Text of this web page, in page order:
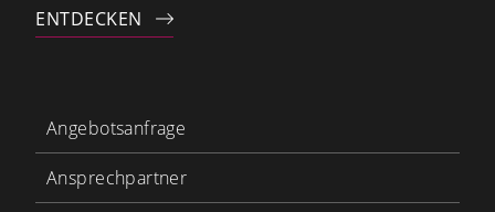
ENTDECKEN
Angebotsanfrage
Ansprechpartner